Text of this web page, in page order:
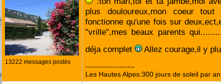
13222 messages postés
plus douloureux,mon coeur tout
fonctionne qu'une fois sur
"vrille",mes beaux parents
déja complet
Allez courage,il y
--------------------
Les Hautes Alpes:300 jours de soleil par an